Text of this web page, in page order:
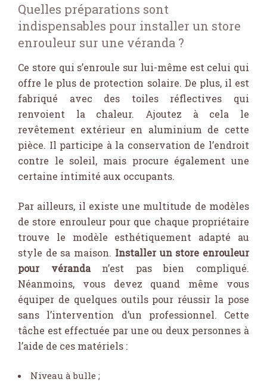
Quelles préparations sont
indispensables pour installer un store
enrouleur sur une véranda ?
Ce store qui s’enroule sur lui-même est celui qui
offre le plus de protection solaire. De plus, il est
fabriqué avec des toiles réflectives qui
renvoient la chaleur. Ajoutez à cela le
revêtement extérieur en aluminium de cette
pièce. Il participe à la conservation de l’endroit
contre le soleil, mais procure également une
certaine intimité aux occupants.
Par ailleurs, il existe une multitude de modèles
de store enrouleur pour que chaque propriétaire
trouve le modèle esthétiquement adapté au
style de sa maison. Installer un store enrouleur
pour vérandan’est pas bien compliqué.
Néanmoins, vous devez quand même vous
équiper de quelques outils pour réussir la pose
sans l’intervention d’un professionnel. Cette
tâche est effectuée par une ou deux personnes à
l’aide de ces matériels :
Niveau à bulle ;